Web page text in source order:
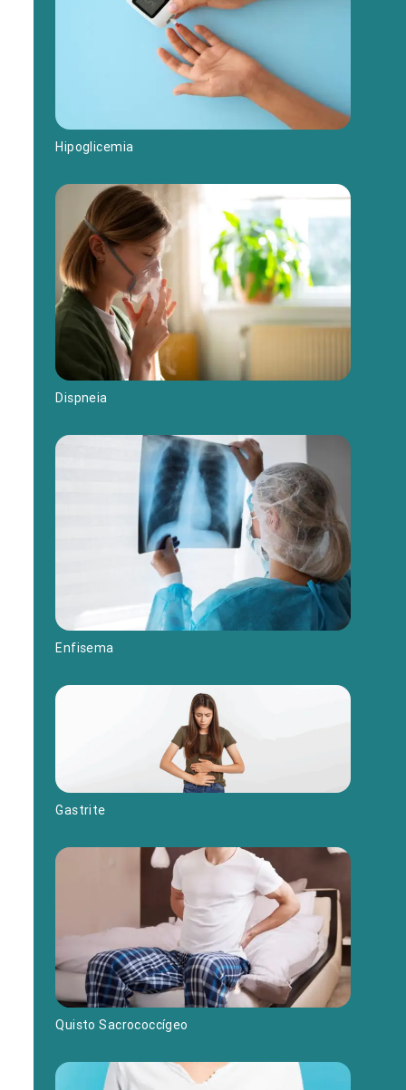
Hipoglicemia
Dispneia
Enfisema
Gastrite
Quisto Sacrococcígeo